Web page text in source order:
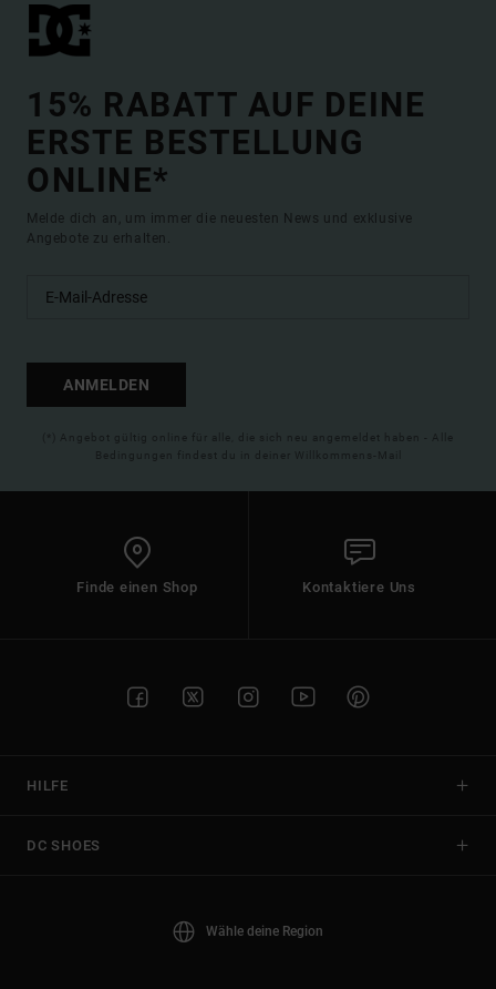
15% RABATT AUF DEINE
ERSTE BESTELLUNG
ONLINE*
Melde dich an, um immer die neuesten News und exklusive
Angebote zu erhalten.
ANMELDEN
(*) Angebot gültig online für alle, die sich neu angemeldet haben - Alle
Bedingungen findest du in deiner Willkommens-Mail
Finde einen Shop Kontaktiere Uns
HILFE
DC SHOES
Wähle deine Region